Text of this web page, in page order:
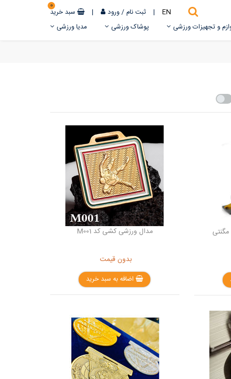
EN
| ثبت نام/ورود | سبد خرید
0
و تجهیزات ورزشی پوشاک ورزشی مدیا ورزشی
مدال ورزشی کشی کد M001
بدون قیمت
اضافه به سبد خرید